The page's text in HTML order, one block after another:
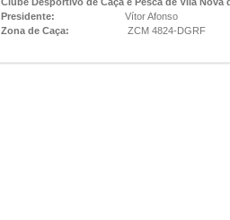
Presidente:
Vítor Afonso
Zona de Caça:
ZCM 4824-DGRF